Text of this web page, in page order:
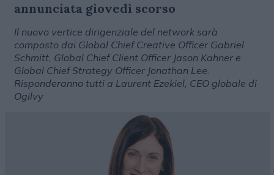
annunciata giovedì scorso
Il nuovo vertice dirigenziale del network sarà
composto dai Global Chief Creative Officer Gabriel
Schmitt, Global Chief Client Officer Jason Kahner e
Global Chief Strategy Officer Jonathan Lee.
Risponderanno tutti a Laurent Ezekiel, CEO globale di
Ogilvy